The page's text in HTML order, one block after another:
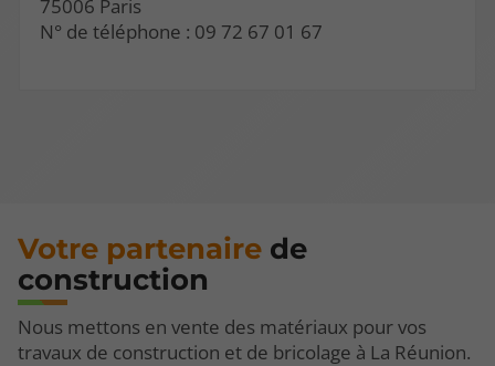
75006 Paris
N° de téléphone : 09 72 67 01 67
Votre partenaire de
construction
Nous mettons en vente des matériaux pour vos
travaux de construction et de bricolage à La Réunion.